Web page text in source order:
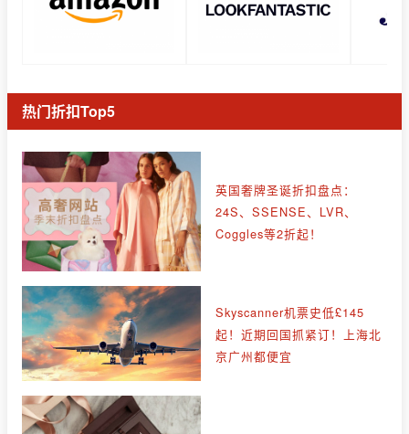
热门折扣Top5
英国奢牌圣诞折扣盘点：
24S、SSENSE、LVR、
Coggles等2折起！
Skyscanner机票史低£145
起！近期回国抓紧订！上海北
京广州都便宜